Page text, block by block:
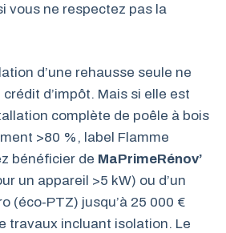
vous ne respectez pas la
d’une rehausse seule ne
d’impôt. Mais si elle est
complète de poêle à bois
>80 %, label Flamme
bénéficier de MaPrimeRénov’
un appareil >5 kW) ou d’un
(éco‑PTZ) jusqu’à 25 000 €
travaux incluant isolation. Le